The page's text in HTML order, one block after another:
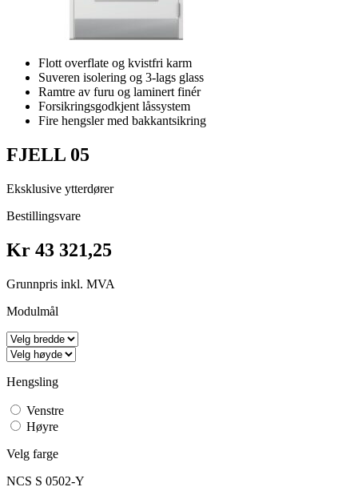
Flott overflate og kvistfri karm
Suveren isolering og 3-lags glass
Ramtre av furu og laminert finér
Forsikringsgodkjent låssystem
Fire hengsler med bakkantsikring
FJELL 05
Eksklusive ytterdører
Bestillingsvare
Kr 43 321,25
Grunnpris inkl. MVA
Modulmål
Hengsling
Venstre
Høyre
Velg farge
NCS S 0502-Y